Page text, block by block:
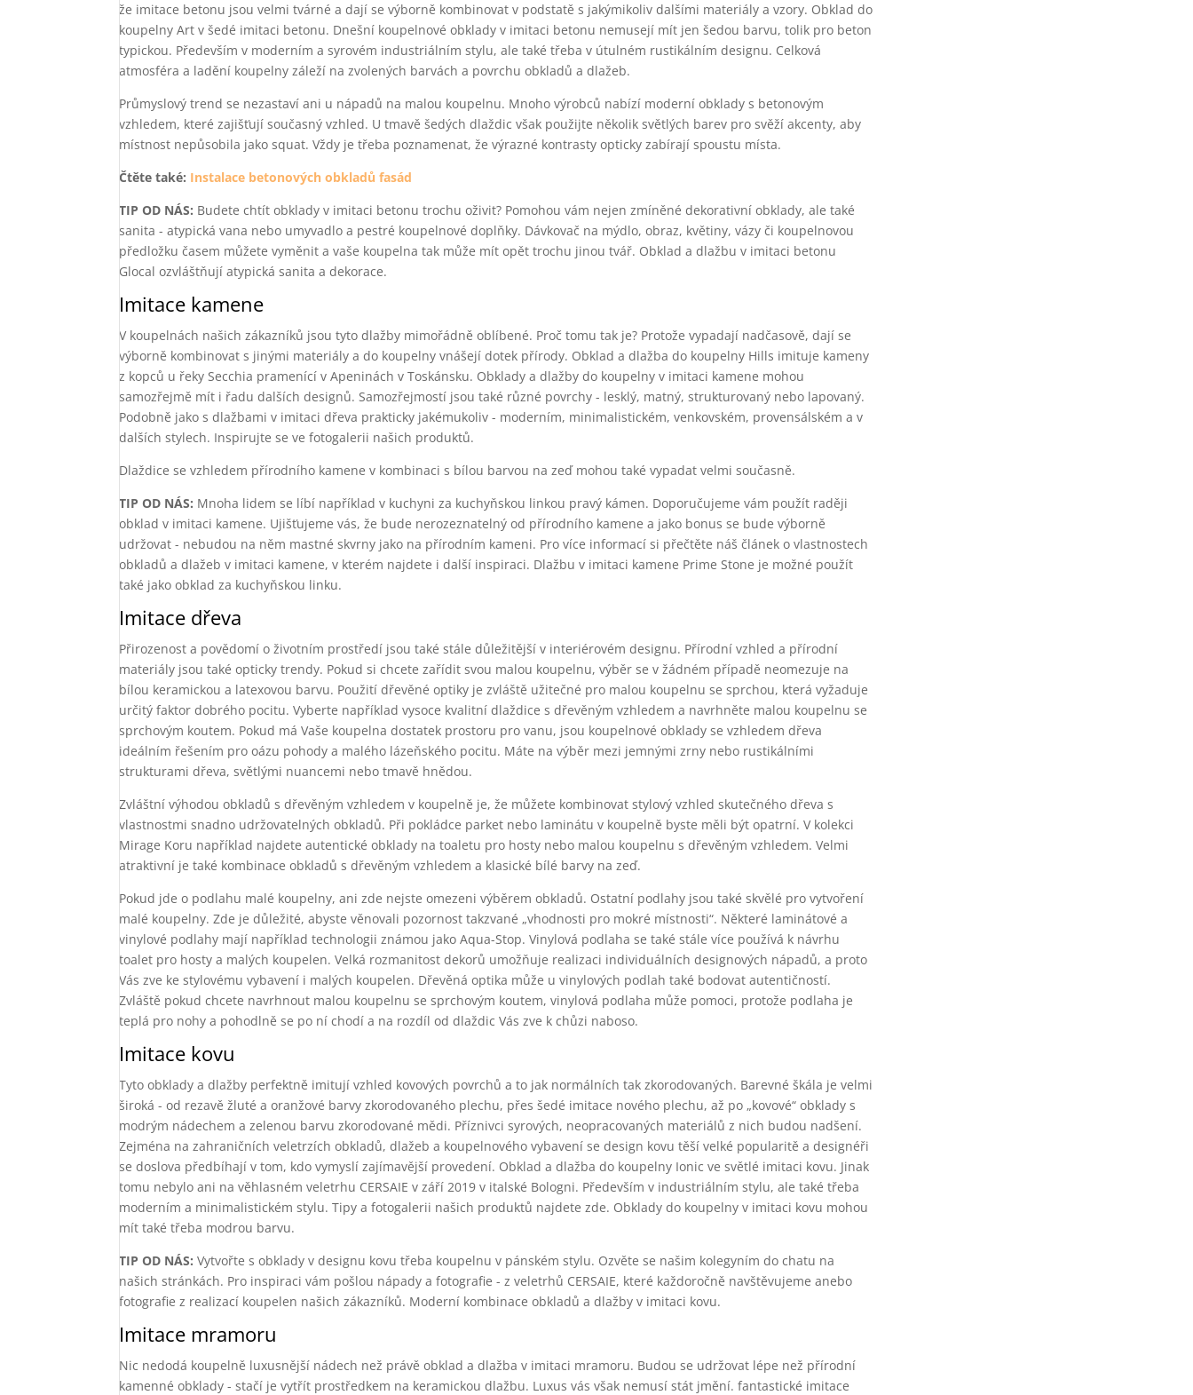
že imitace betonu jsou velmi tvárné a dají se výborně kombinovat v podstatě s jakýmikoliv dalšími materiály a vzory. Obklad do
koupelny Art v šedé imitaci betonu. Dnešní koupelnové obklady v imitaci betonu nemusejí mít jen šedou barvu, tolik pro beton
typickou. Především v moderním a syrovém industriálním stylu, ale také třeba v útulném rustikálním designu. Celková
atmosféra a ladění koupelny záleží na zvolených barvách a povrchu obkladů a dlažeb.
Průmyslový trend se nezastaví ani u nápadů na malou koupelnu. Mnoho výrobců nabízí moderní obklady s betonovým
vzhledem, které zajišťují současný vzhled. U tmavě šedých dlaždic však použijte několik světlých barev pro svěží akcenty, aby
místnost nepůsobila jako squat. Vždy je třeba poznamenat, že výrazné kontrasty opticky zabírají spoustu místa.
Čtěte také: Instalace betonových obkladů fasád
TIP OD NÁS: Budete chtít obklady v imitaci betonu trochu oživit? Pomohou vám nejen zmíněné dekorativní obklady, ale také
sanita - atypická vana nebo umyvadlo a pestré koupelnové doplňky. Dávkovač na mýdlo, obraz, květiny, vázy či koupelnovou
předložku časem můžete vyměnit a vaše koupelna tak může mít opět trochu jinou tvář. Obklad a dlažbu v imitaci betonu
Glocal ozvláštňují atypická sanita a dekorace.
Imitace kamene
V koupelnách našich zákazníků jsou tyto dlažby mimořádně oblíbené. Proč tomu tak je? Protože vypadají nadčasově, dají se
výborně kombinovat s jinými materiály a do koupelny vnášejí dotek přírody. Obklad a dlažba do koupelny Hills imituje kameny
z kopců u řeky Secchia pramenící v Apeninách v Toskánsku. Obklady a dlažby do koupelny v imitaci kamene mohou
samozřejmě mít i řadu dalších designů. Samozřejmostí jsou také různé povrchy - lesklý, matný, strukturovaný nebo lapovaný.
Podobně jako s dlažbami v imitaci dřeva prakticky jakémukoliv - moderním, minimalistickém, venkovském, provensálském a v
dalších stylech. Inspirujte se ve fotogalerii našich produktů.
Dlaždice se vzhledem přírodního kamene v kombinaci s bílou barvou na zeď mohou také vypadat velmi současně.
TIP OD NÁS: Mnoha lidem se líbí například v kuchyni za kuchyňskou linkou pravý kámen. Doporučujeme vám použít raději
obklad v imitaci kamene. Ujišťujeme vás, že bude nerozeznatelný od přírodního kamene a jako bonus se bude výborně
udržovat - nebudou na něm mastné skvrny jako na přírodním kameni. Pro více informací si přečtěte náš článek o vlastnostech
obkladů a dlažeb v imitaci kamene, v kterém najdete i další inspiraci. Dlažbu v imitaci kamene Prime Stone je možné použít
také jako obklad za kuchyňskou linku.
Imitace dřeva
Přirozenost a povědomí o životním prostředí jsou také stále důležitější v interiérovém designu. Přírodní vzhled a přírodní
materiály jsou také opticky trendy. Pokud si chcete zařídit svou malou koupelnu, výběr se v žádném případě neomezuje na
bílou keramickou a latexovou barvu. Použití dřevěné optiky je zvláště užitečné pro malou koupelnu se sprchou, která vyžaduje
určitý faktor dobrého pocitu. Vyberte například vysoce kvalitní dlaždice s dřevěným vzhledem a navrhněte malou koupelnu se
sprchovým koutem. Pokud má Vaše koupelna dostatek prostoru pro vanu, jsou koupelnové obklady se vzhledem dřeva
ideálním řešením pro oázu pohody a malého lázeňského pocitu. Máte na výběr mezi jemnými zrny nebo rustikálními
strukturami dřeva, světlými nuancemi nebo tmavě hnědou.
Zvláštní výhodou obkladů s dřevěným vzhledem v koupelně je, že můžete kombinovat stylový vzhled skutečného dřeva s
vlastnostmi snadno udržovatelných obkladů. Při pokládce parket nebo laminátu v koupelně byste měli být opatrní. V kolekci
Mirage Koru například najdete autentické obklady na toaletu pro hosty nebo malou koupelnu s dřevěným vzhledem. Velmi
atraktivní je také kombinace obkladů s dřevěným vzhledem a klasické bílé barvy na zeď.
Pokud jde o podlahu malé koupelny, ani zde nejste omezeni výběrem obkladů. Ostatní podlahy jsou také skvělé pro vytvoření
malé koupelny. Zde je důležité, abyste věnovali pozornost takzvané „vhodnosti pro mokré místnosti“. Některé laminátové a
vinylové podlahy mají například technologii známou jako Aqua-Stop. Vinylová podlaha se také stále více používá k návrhu
toalet pro hosty a malých koupelen. Velká rozmanitost dekorů umožňuje realizaci individuálních designových nápadů, a proto
Vás zve ke stylovému vybavení i malých koupelen. Dřevěná optika může u vinylových podlah také bodovat autentičností.
Zvláště pokud chcete navrhnout malou koupelnu se sprchovým koutem, vinylová podlaha může pomoci, protože podlaha je
teplá pro nohy a pohodlně se po ní chodí a na rozdíl od dlaždic Vás zve k chůzi naboso.
Imitace kovu
Tyto obklady a dlažby perfektně imitují vzhled kovových povrchů a to jak normálních tak zkorodovaných. Barevné škála je velmi
široká - od rezavě žluté a oranžové barvy zkorodovaného plechu, přes šedé imitace nového plechu, až po „kovové“ obklady s
modrým nádechem a zelenou barvu zkorodované mědi. Příznivci syrových, neopracovaných materiálů z nich budou nadšení.
Zejména na zahraničních veletrzích obkladů, dlažeb a koupelnového vybavení se design kovu těší velké popularitě a designéři
se doslova předbíhají v tom, kdo vymyslí zajímavější provedení. Obklad a dlažba do koupelny Ionic ve světlé imitaci kovu. Jinak
tomu nebylo ani na věhlasném veletrhu CERSAIE v září 2019 v italské Bologni. Především v industriálním stylu, ale také třeba
moderním a minimalistickém stylu. Tipy a fotogalerii našich produktů najdete zde. Obklady do koupelny v imitaci kovu mohou
mít také třeba modrou barvu.
TIP OD NÁS: Vytvořte s obklady v designu kovu třeba koupelnu v pánském stylu. Ozvěte se našim kolegyním do chatu na
našich stránkách. Pro inspiraci vám pošlou nápady a fotografie - z veletrhů CERSAIE, které každoročně navštěvujeme anebo
fotografie z realizací koupelen našich zákazníků. Moderní kombinace obkladů a dlažby v imitaci kovu.
Imitace mramoru
Nic nedodá koupelně luxusnější nádech než právě obklad a dlažba v imitaci mramoru. Budou se udržovat lépe než přírodní
kamenné obklady - stačí je vytřít prostředkem na keramickou dlažbu. Luxus vás však nemusí stát jmění. fantastické imitace